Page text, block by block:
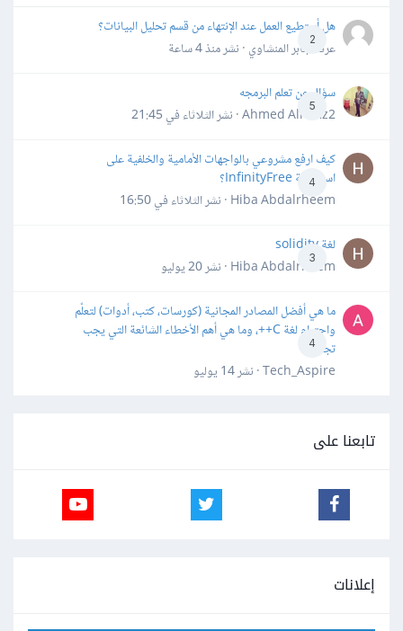
2
هل أستطيع العمل عند الإنتهاء من قسم تحليل البيانات؟
عرفه جابر المنشاوي · نشرمنذ 4 ساعة
5
سؤال عن تعلم البرمجه
Ahmed Alhafiz2 · نشر
الثلاثاء في 21:45
4
كيف ارفع مشروعي بالواجهات الأمامية والخلفية على
استضافة InfinityFree؟
Hiba Abdalrheem · نشر
الثلاثاء في 16:50
3
لغة solidity
Hiba Abdalrheem · نشر
20 يوليو
4
ما هي أفضل المصادر المجانية (كورسات، كتب، أدوات) لتعلّم
واحترام لغة C++، وما هي أهم الأخطاء الشائعة التي يجب
تجنبها؟
Tech_Aspire · نشر
14 يوليو
تابعنا على
إعلانات